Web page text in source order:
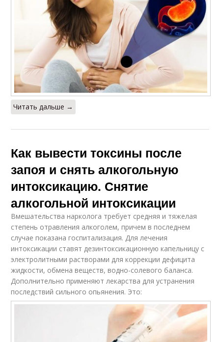
Читать дальше →
Как вывести токсины после
запоя и снять алкогольную
интоксикацию. Снятие
алкогольной интоксикации
Вмешательства нарколога требует средняя и тяжелая
степень отравления алкоголем, причем в последнем
случае показана госпитализация. Для лечения
интоксикации ставят дезинтоксикационную капельницу с
электролитными растворами для коррекции дефицита
жидкости, обмена веществ, водно-солевого баланса.
Дополнительно применяют лекарства для устранения
последствий сильного опьянения. Это: